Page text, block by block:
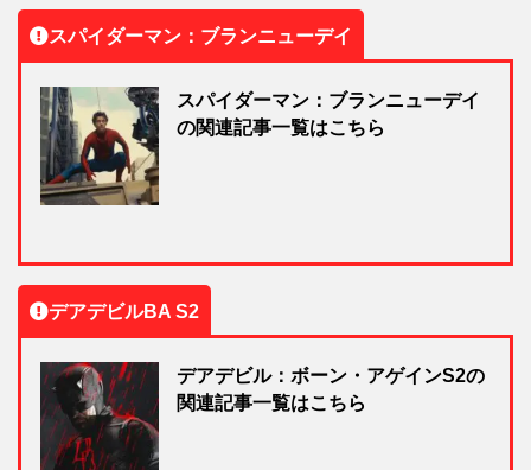
スパイダーマン：ブランニューデイ
スパイダーマン：ブランニューデイ
の関連記事一覧はこちら
デアデビルBA S2
デアデビル：ボーン・アゲインS2の
関連記事一覧はこちら